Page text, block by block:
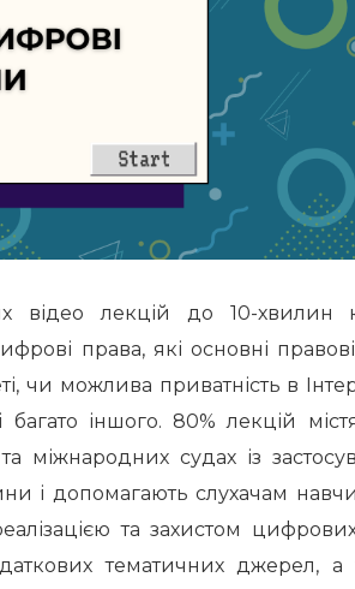
відео лекцій до 10-хвилин
права, які основні правові
чи можлива приватність в
іншого. 80% лекцій
міжнародних судах із
і допомагають слухачам
та захистом
тематичних джерел, а